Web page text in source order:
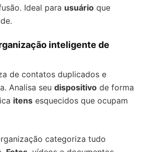
Ideal para usuário que
inteligente de
de contatos duplicados e
Analisa seu dispositivo de forma
itens esquecidos que ocupam
categoriza tudo